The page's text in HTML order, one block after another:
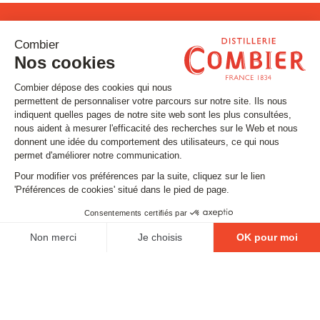
Restons connectés !
Inscrivez-vous à notre newsletter
Email